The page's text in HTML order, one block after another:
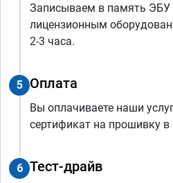
Записываем в память
лицензионным
2-3 часа.
5 Оплата
Вы оплачиваете наши
сертификат на прошивку
6 Тест-драйв